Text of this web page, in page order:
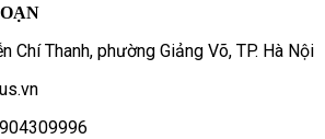
Chí Thanh, phường Giảng Võ, TP. Hà Nội